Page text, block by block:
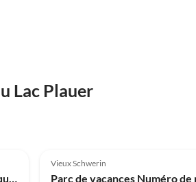
Lac Plauer
Maison de vacances Parc aquatique Heidenholz, Plau am See
Vieux Schwerin